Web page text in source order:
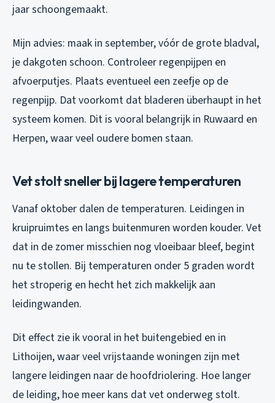
jaar schoongemaakt.
Mijn advies: maak in september, vóór de grote bladval,
je dakgoten schoon. Controleer regenpijpen en
afvoerputjes. Plaats eventueel een zeefje op de
regenpijp. Dat voorkomt dat bladeren überhaupt in het
systeem komen. Dit is vooral belangrijk in Ruwaard en
Herpen, waar veel oudere bomen staan.
Vet stolt sneller bij lagere temperaturen
Vanaf oktober dalen de temperaturen. Leidingen in
kruipruimtes en langs buitenmuren worden kouder. Vet
dat in de zomer misschien nog vloeibaar bleef, begint
nu te stollen. Bij temperaturen onder 5 graden wordt
het stroperig en hecht het zich makkelijk aan
leidingwanden.
Dit effect zie ik vooral in het buitengebied en in
Lithoijen, waar veel vrijstaande woningen zijn met
langere leidingen naar de hoofdriolering. Hoe langer
de leiding, hoe meer kans dat vet onderweg stolt.